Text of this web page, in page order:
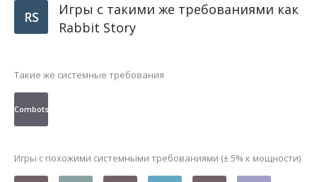
RS
Игры с такими же требованиями как
Rabbit Story
Такие же системные требования
Combots
Игры с похожими системными требованиями (± 5% к мощности)